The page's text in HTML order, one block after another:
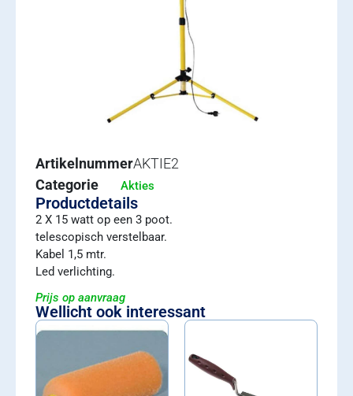
ArtikelnummerAKTIE2
Categorie
Akties
Productdetails
2 X 15 watt op een 3 poot.
telescopisch verstelbaar.
Kabel 1,5 mtr.
Led verlichting.
Prijs op aanvraag
Wellicht ook interessant